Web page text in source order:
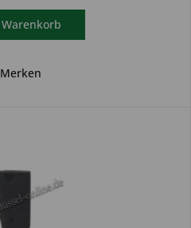
Warenkorb
Merken